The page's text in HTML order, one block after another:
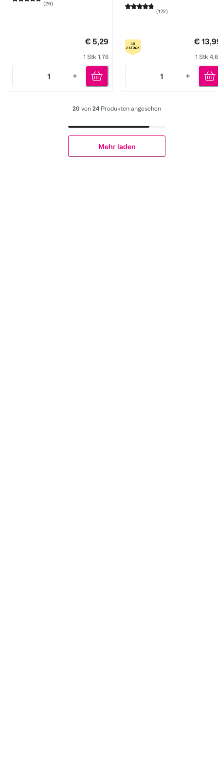
(26)
€ 5,29
1 Stk 1,76
1
Quantity: 1
(172)
€
1 Stk
1
Quantity: 1
20 von 24 Produkten angesehen
Mehr laden